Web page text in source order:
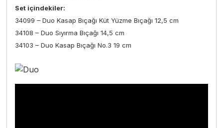
Set içindekiler:
34099 – Duo Kasap Bıçağı Küt Yüzme Bıçağı 12,5 cm
34108 – Duo Sıyırma Bıçağı 14,5 cm
34103 – Duo Kasap Bıçağı No.3 19 cm